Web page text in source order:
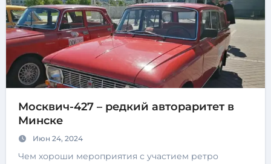
Москвич-427 – редкий автораритет в
Минске
Июн 24, 2024
Чем хороши мероприятия с участием ретро